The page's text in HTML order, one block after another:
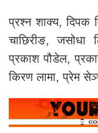
प्रश्न शाक्य, दिपक
चाछिरीङ, जसोधा
प्रकाश पौडेल,
किरण लामा, प्रेम